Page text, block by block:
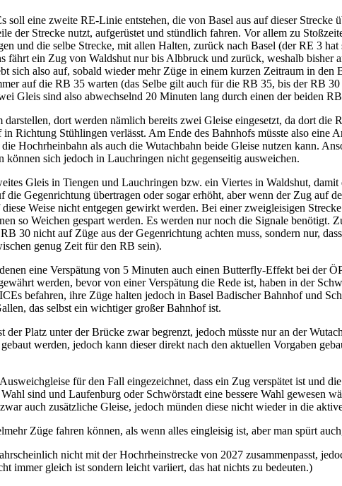
soll eine zweite RE-Linie entstehen, die von Basel aus auf dieser
der Strecke nutzt, aufgerüstet und stündlich fahren. Vor allem zu
und die selbe Strecke, mit allen Halten, zurück nach Basel (der RE 3
fährt ein Zug von Waldshut nur bis Albbruck und zurück, weshalb
sich also auf, sobald wieder mehr Züge in einem kurzen Zeitraum in
auf die RB 35 warten (das Selbe gilt auch für die RB 35, bis der RB
Gleis sind also abwechselnd 20 Minuten lang durch einen der beiden
dort werden nämlich bereits zwei Gleise eingesetzt, da dort
Richtung Stühlingen verlässt. Am Ende des Bahnhofs müsste also eine
Hochrheinbahn als auch die Wutachbahn beide Gleise nutzen kann.
sich jedoch in Lauchringen nicht gegenseitig ausweichen.
Gleis in Tiengen und Lauchringen bzw. ein Viertes in Waldshut,
Gegenrichtung übertragen oder sogar erhöht, aber wenn der Zug auf
Weise nicht entgegen gewirkt werden. Bei einer zweigleisigen
so Weichen gespart werden. Es werden nur noch die Signale benötigt.
30 nicht auf Züge aus der Gegenrichtung achten muss, sondern nur,
genug Zeit für den RB sein).
eine Verspätung von 5 Minuten auch einen Butterfly-Effekt bei der
werden, bevor von einer Verspätung die Rede ist, haben in der
befahren, ihre Züge halten jedoch in Basel Badischer Bahnhof und
das selbst ein wichtiger großer Bahnhof ist.
Platz unter der Brücke zwar begrenzt, jedoch müsste nur an der
werden, jedoch kann dieser direkt nach den aktuellen Vorgaben
für den Fall eingezeichnet, dass ein Zug verspätet ist und
sind und Laufenburg oder Schwörstadt eine bessere Wahl gewesen
auch zusätzliche Gleise, jedoch münden diese nicht wieder in die
Züge fahren können, als wenn alles eingleisig ist, aber man spürt
nicht mit der Hochrheinstrecke von 2027 zusammenpasst,
immer gleich ist sondern leicht variiert, das hat nichts zu bedeuten.)